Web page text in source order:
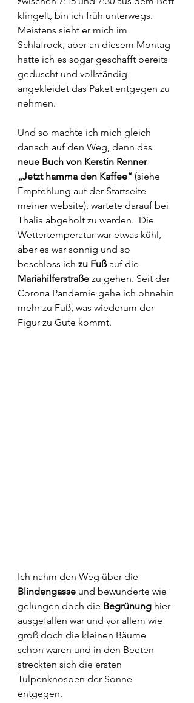
klingelt, bin ich früh unterwegs.
Meistens sieht er mich im
Schlafrock, aber an diesem Montag
hatte ich es sogar geschafft bereits
geduscht und vollständig
angekleidet das Paket entgegen zu
nehmen.
Und so machte ich mich gleich
danach auf den Weg, denn das
neue Buch von Kerstin Renner
„Jetzt hamma den Kaffee“ (siehe
Empfehlung auf der Startseite
meiner website), wartete darauf bei
Thalia abgeholt zu werden.  Die
Wettertemperatur war etwas kühl,
aber es war sonnig und so
beschloss ich zu Fuß auf die
Mariahilferstraße zu gehen. Seit der
Corona Pandemie gehe ich ohnehin
mehr zu Fuß, was wiederum der
Figur zu Gute kommt.
Ich nahm den Weg über die
Blindengasse und bewunderte wie
gelungen doch die Begrünung hier
ausgefallen war und vor allem wie
groß doch die kleinen Bäume
schon waren und in den Beeten
streckten sich die ersten
Tulpenknospen der Sonne
entgegen.